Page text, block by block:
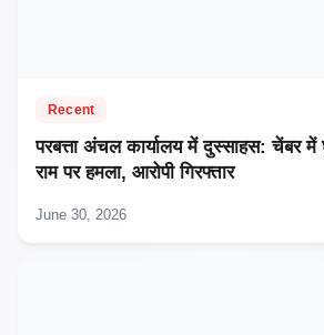
Recent
परबत्ता अंचल कार्यालय में दुस्साहस: चेंबर
राम पर हमला, आरोपी गिरफ्तार
June 30, 2026